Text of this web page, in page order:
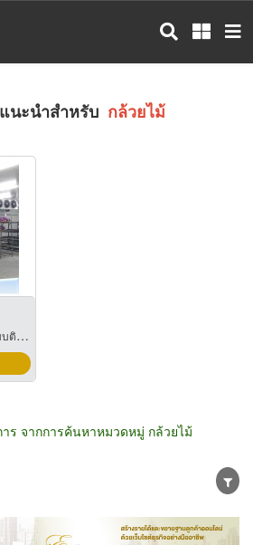
นะนำสำหรับ กล้วยไม้
เย็น
ร จากการค้นหาหมวดหมู่ กล้วยไม้